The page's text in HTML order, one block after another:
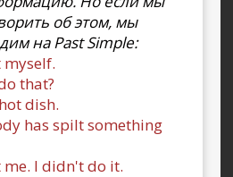
об этом, мы
на Past Simple:
myself.
that?
dish.
has spilt something
me. I didn't do it.